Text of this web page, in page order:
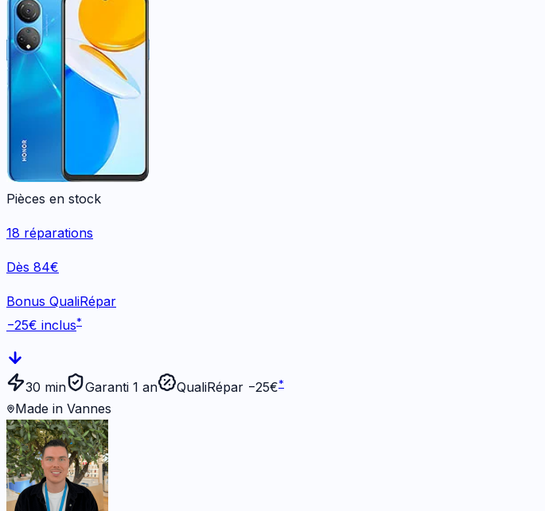
Pièces en stock
18 réparations
Dès 84€
Bonus QualiRépar
−25€ inclus*
30 min Garanti 1 an QualiRépar −25€*
Made in Vannes